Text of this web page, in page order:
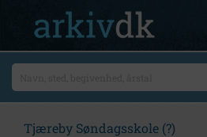
Tjæreby Søndagsskole (?)